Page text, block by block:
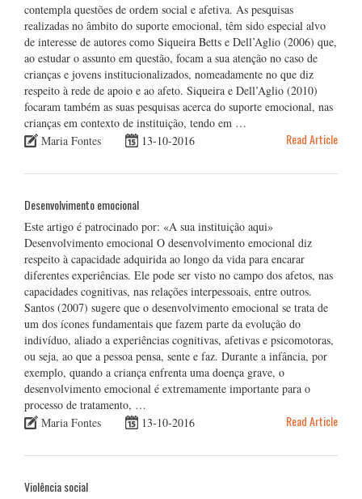
contempla questões de ordem social e afetiva. As pesquisas
realizadas no âmbito do suporte emocional, têm sido especial alvo
de interesse de autores como Siqueira Betts e Dell’Aglio (2006) que,
ao estudar o assunto em questão, focam a sua atenção no caso de
crianças e jovens institucionalizados, nomeadamente no que diz
respeito à rede de apoio e ao afeto. Siqueira e Dell’Aglio (2010)
focaram também as suas pesquisas acerca do suporte emocional, nas
crianças em contexto de instituição, tendo em …
Maria Fontes
13-10-2016 Read Article
Desenvolvimento emocional
Este artigo é patrocinado por: «A sua instituição aqui»
Desenvolvimento emocional O desenvolvimento emocional diz
respeito à capacidade adquirida ao longo da vida para encarar
diferentes experiências. Ele pode ser visto no campo dos afetos, nas
capacidades cognitivas, nas relações interpessoais, entre outros.
Santos (2007) sugere que o desenvolvimento emocional se trata de
um dos ícones fundamentais que fazem parte da evolução do
indivíduo, aliado a experiências cognitivas, afetivas e psicomotoras,
ou seja, ao que a pessoa pensa, sente e faz. Durante a infância, por
exemplo, quando a criança enfrenta uma doença grave, o
desenvolvimento emocional é extremamente importante para o
processo de tratamento, …
Maria Fontes
13-10-2016 Read Article
Violência social